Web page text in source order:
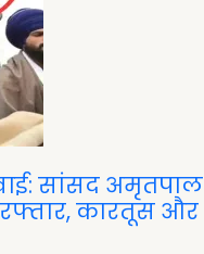
सांसद अमृतपाल
कारतूस और